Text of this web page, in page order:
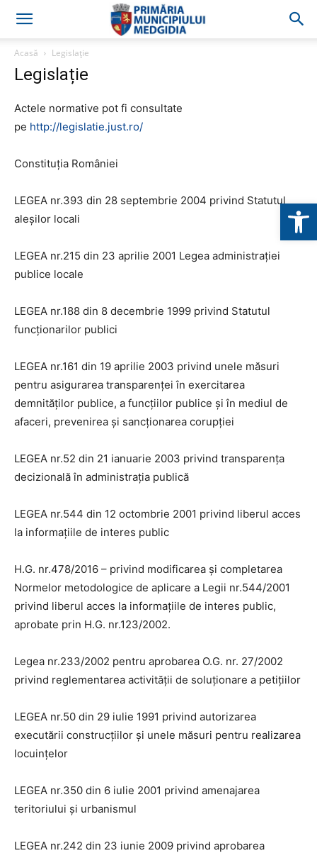
Acasă Legislație
Legislație
Actele normative pot fi consultate
pe http://legislatie.just.ro/
Constituția României
LEGEA nr.393 din 28 septembrie 2004 privind Statutul
aleşilor locali
LEGEA nr.215 din 23 aprilie 2001 Legea administraţiei
publice locale
LEGEA nr.188 din 8 decembrie 1999 privind Statutul
funcţionarilor publici
LEGEA nr.161 din 19 aprilie 2003 privind unele măsuri
pentru asigurarea transparenței în exercitarea
demnităţilor publice, a funcţiilor publice şi în mediul de
afaceri, prevenirea și sancționarea corupţiei
LEGEA nr.52 din 21 ianuarie 2003 privind transparența
decizională în administrația publică
LEGEA nr.544 din 12 octombrie 2001 privind liberul acces
la informațiile de interes public
H.G. nr.478/2016 – privind modificarea și completarea
Normelor metodologice de aplicare a Legii nr.544/2001
privind liberul acces la informațiile de interes public,
aprobate prin H.G. nr.123/2002.
Legea nr.233/2002 pentru aprobarea O.G. nr. 27/2002
privind reglementarea activității de soluționare a petițiilor
LEGEA nr.50 din 29 iulie 1991 privind autorizarea
executării construcțiilor și unele măsuri pentru realizarea
locuințelor
LEGEA nr.350 din 6 iulie 2001 privind amenajarea
teritoriului şi urbanismul
LEGEA nr.242 din 23 iunie 2009 privind aprobarea